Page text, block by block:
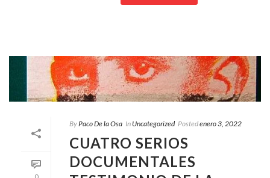
0
ByPaco De la Osa In Uncategorized Postedenero 3, 2022
CUATRO SERIOS
DOCUMENTALES